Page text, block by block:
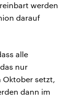
werden
darauf
alle
nur
Oktober setzt,
dann im